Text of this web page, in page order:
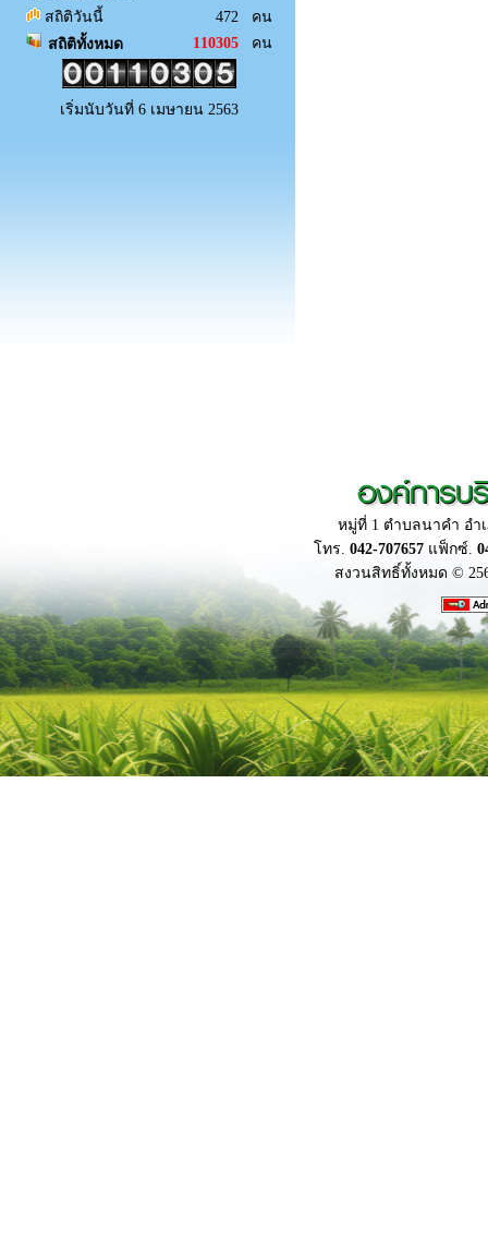
สถิติวันนี้
472 คน
สถิติทั้งหมด
110305 คน
เริ่มนับวันที่ 6 เมษายน 2563
องค์การบ
หมู่ที่ 1 ตำบลนาคำ อำ
โทร. 042-707657 แฟ็กซ์.
สงวนสิทธิ์ทั้งหมด ©